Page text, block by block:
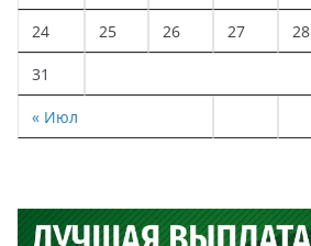
« Июл
24 25 26 27 28
31